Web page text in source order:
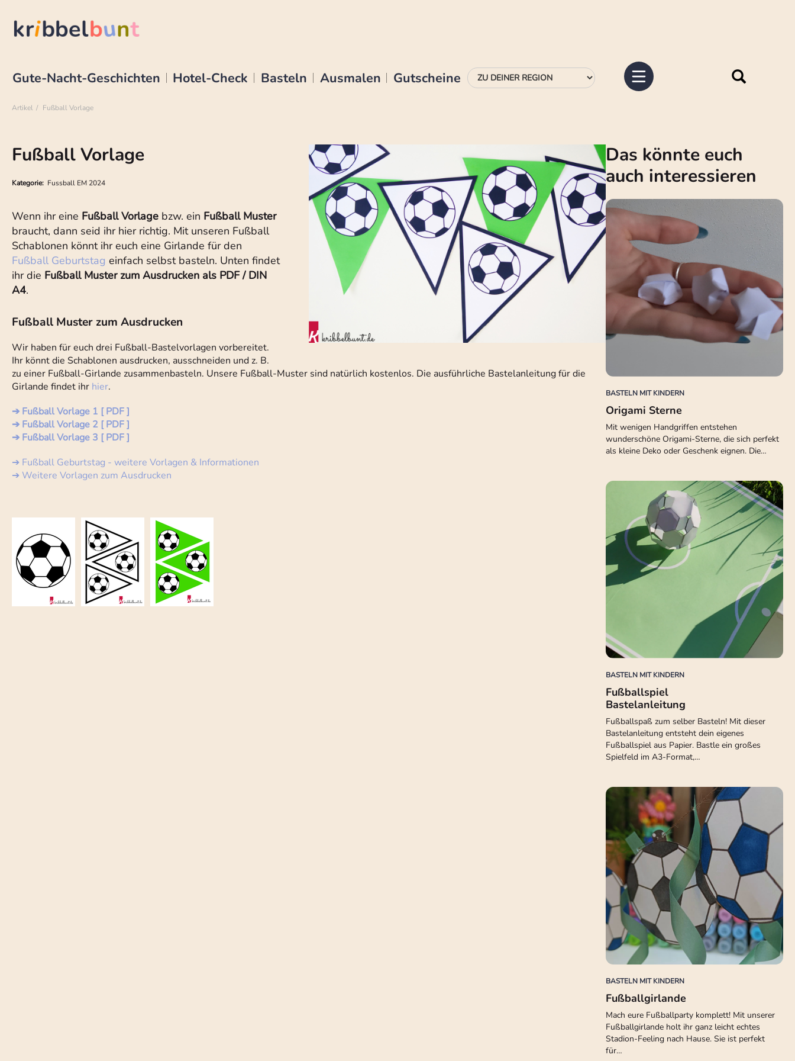
Gute-Nacht-Geschichten Hotel-Check Basteln Ausmalen Gutscheine
Artikel Fußball Vorlage
Fußball Vorlage
Kategorie: Fussball EM 2024
Wenn ihr eine Fußball Vorlage bzw. ein Fußball Muster
braucht, dann seid ihr hier richtig. Mit unseren Fußball
Schablonen könnt ihr euch eine Girlande für den
Fußball Geburtstag einfach selbst basteln. Unten findet
ihr die Fußball Muster zum Ausdrucken als PDF / DIN
A4.
Fußball Muster zum Ausdrucken
Wir haben für euch drei Fußball-Bastelvorlagen vorbereitet.
Ihr könnt die Schablonen ausdrucken, ausschneiden und z. B.
zu einer Fußball-Girlande zusammenbasteln. Unsere Fußball-Muster sind natürlich kostenlos. Die ausführliche Bastelanleitung für die
Girlande findet ihr hier.
➔ Fußball Vorlage 1 [ PDF ]
➔ Fußball Vorlage 2 [ PDF ]
➔ Fußball Vorlage 3 [ PDF ]
➔ Fußball Geburtstag - weitere Vorlagen & Informationen
➔ Weitere Vorlagen zum Ausdrucken
Das könnte euch
auch interessieren
BASTELN MIT KINDERN
Origami Sterne
Mit wenigen Handgriffen entstehen
wunderschöne Origami-Sterne, die sich perfekt
als kleine Deko oder Geschenk eignen. Die…
BASTELN MIT KINDERN
Fußballspiel
Bastelanleitung
Fußballspaß zum selber Basteln! Mit dieser
Bastelanleitung entsteht dein eigenes
Fußballspiel aus Papier. Bastle ein großes
Spielfeld im A3-Format,…
BASTELN MIT KINDERN
Fußballgirlande
Mach eure Fußballparty komplett! Mit unserer
Fußballgirlande holt ihr ganz leicht echtes
Stadion-Feeling nach Hause. Sie ist perfekt
für…